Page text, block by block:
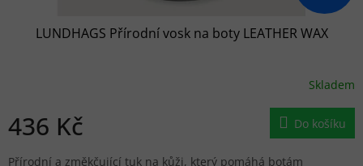
LUNDHAGS Přírodní vosk na boty LEATHER WAX
Skladem
436 Kč Do košíku
Přírodní a změkčující tuk na kůži, který pomáhá botám